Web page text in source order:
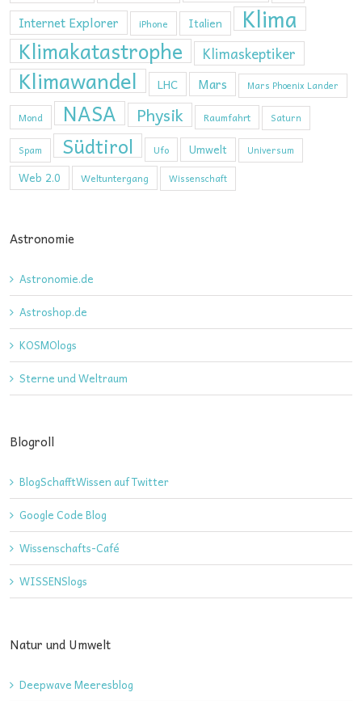
Internet Explorer iPhone Italien Klima
Klimakatastrophe Klimaskeptiker
Klimawandel LHC Mars Mars Phoenix Lander
Mond NASA Physik Raumfahrt Saturn
Spam Südtirol Ufo Umwelt Universum
Web 2.0 Weltuntergang Wissenschaft
Astronomie
Astronomie.de
Astroshop.de
KOSMOlogs
Sterne und Weltraum
Blogroll
BlogSchafftWissen auf Twitter
Google Code Blog
Wissenschafts-Café
WISSENSlogs
Natur und Umwelt
Deepwave Meeresblog